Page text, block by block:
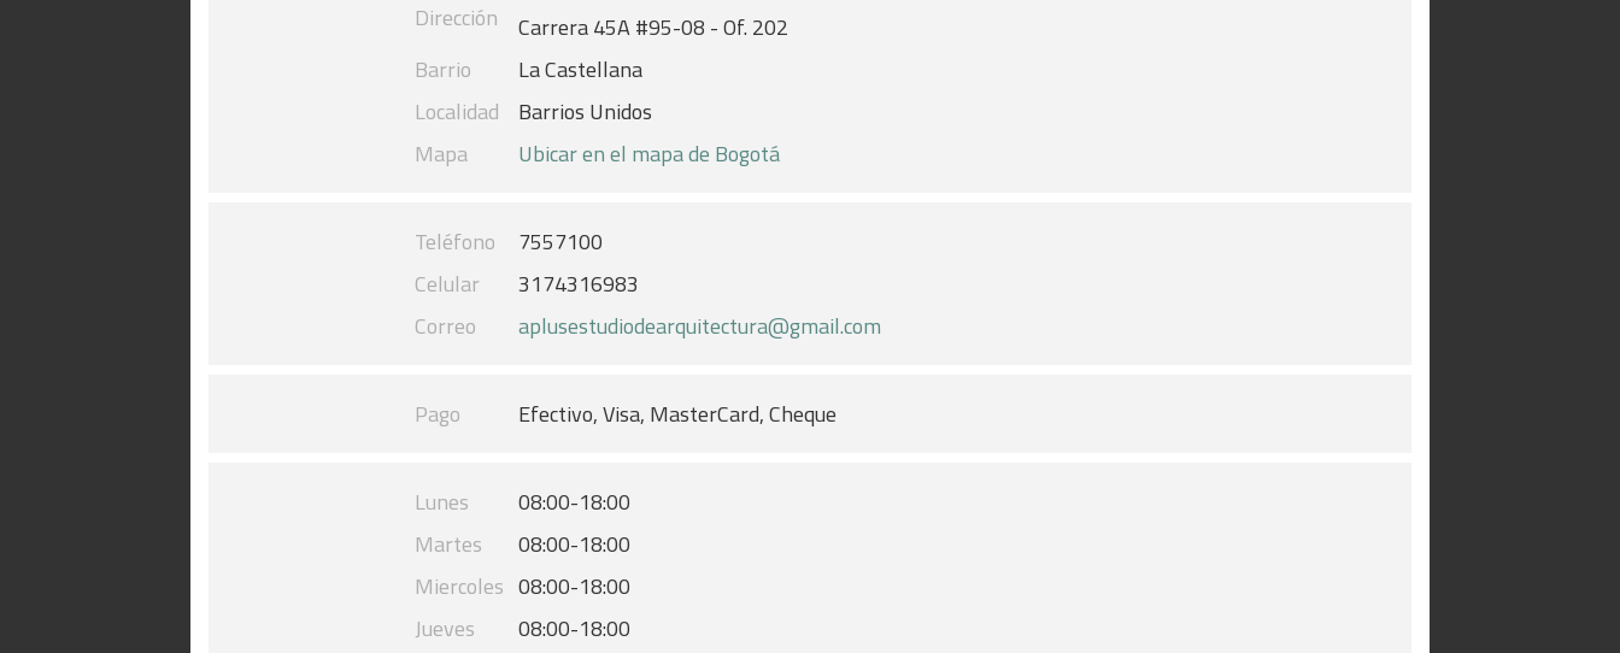
Dirección
Carrera 45A #95-08 - Of. 202
Barrio
La Castellana
Localidad
Barrios Unidos
Mapa
Ubicar en el mapa de Bogotá
Teléfono
7557100
Celular
3174316983
Correo
aplusestudiodearquitectura@gmail.com
Pago Efectivo, Visa, MasterCard, Cheque
Lunes
08:00-18:00
Martes
08:00-18:00
Miercoles 08:00-18:00
Jueves
08:00-18:00